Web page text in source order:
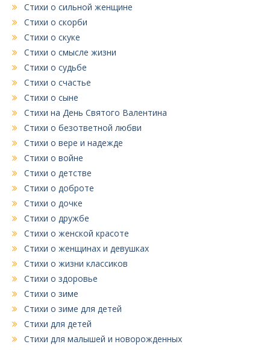
Стихи о сильной женщине
Стихи о скорби
Стихи о скуке
Стихи о смысле жизни
Стихи о судьбе
Стихи о счастье
Стихи о сыне
Стихи на День Святого Валентина
Стихи о безответной любви
Стихи о вере и надежде
Стихи о войне
Стихи о детстве
Стихи о доброте
Стихи о дочке
Стихи о дружбе
Стихи о женской красоте
Стихи о женщинах и девушках
Стихи о жизни классиков
Стихи о здоровье
Стихи о зиме
Стихи о зиме для детей
Стихи для детей
Стихи для малышей и новорожденных